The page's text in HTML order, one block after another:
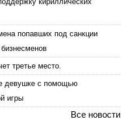
попавших под санкции
третье место.
девушке с помощью
игры
Все новости